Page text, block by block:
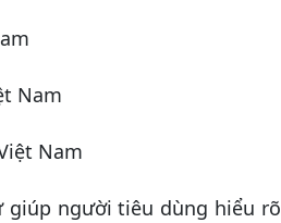
Nam
Nam
người tiêu dùng hiểu rõ